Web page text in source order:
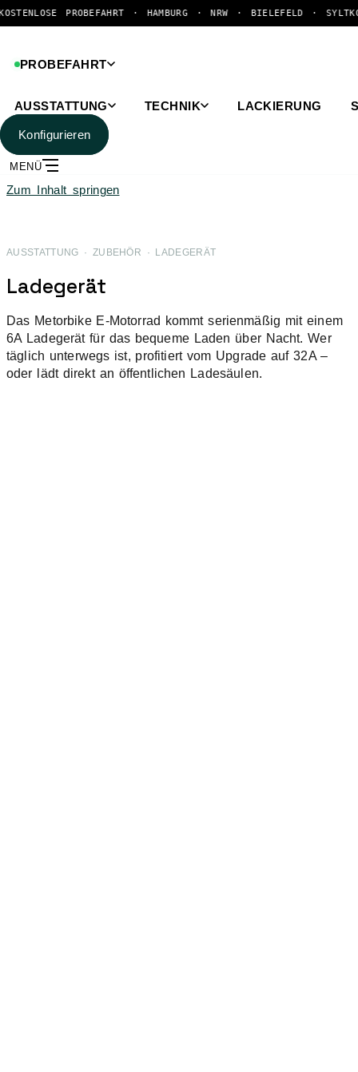
Zum Inhalt springen
PROBEFAHRT · HAMBURG · NRW · BIELEFELD · SYLT
PROBEFAHRT
AUSSTATTUNG TECHNIK LACKIERUNG
Konfigurieren
MENÜ
AUSSTATTUNG · ZUBEHÖR · LADEGERÄT
Ladegerät
Das Metorbike E-Motorrad kommt serienmäßig mit einem
6A Ladegerät für das bequeme Laden über Nacht. Wer
täglich unterwegs ist, profitiert vom Upgrade auf 32A –
oder lädt direkt an öffentlichen Ladesäulen.